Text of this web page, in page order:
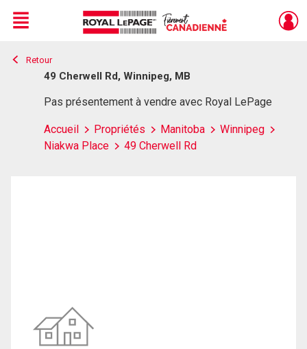
Live
En Direct
Menu
Retour
49 Cherwell Rd, Winnipeg, MB
Pas présentement à vendre avec Royal LePage
Accueil Propriétés Manitoba
Winnipeg
Niakwa Place
49 Cherwell Rd